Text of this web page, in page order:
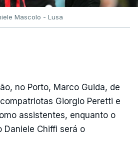
Mascolo - Lusa
no Porto, Marco Guida, de
Giorgio Peretti e
assistentes, enquanto o
Daniele Chiffi será o